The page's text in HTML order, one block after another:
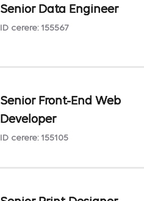
Senior Data Engineer
ID cerere: 155567
Senior Front-End Web
Developer
ID cerere: 155105